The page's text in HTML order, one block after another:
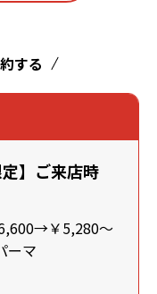
する
】ご来店時
￥5,280～
ーマ